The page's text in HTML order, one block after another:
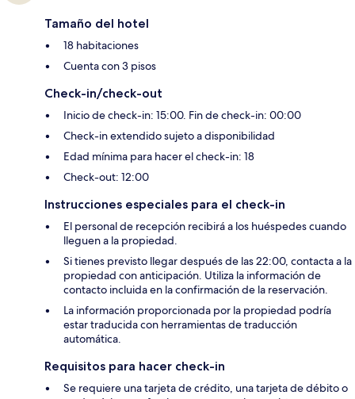
Tamaño del hotel
18 habitaciones
Cuenta con 3 pisos
Check-in/check-out
Inicio de check-in: 15:00. Fin de check-in: 00:00
Check-in extendido sujeto a disponibilidad
Edad mínima para hacer el check-in: 18
Check-out: 12:00
Instrucciones especiales para el check-in
El personal de recepción recibirá a los huéspedes cuando
lleguen a la propiedad.
Si tienes previsto llegar después de las 22:00, contacta a la
propiedad con anticipación. Utiliza la información de
contacto incluida en la confirmación de la reservación.
La información proporcionada por la propiedad podría
estar traducida con herramientas de traducción
automática.
Requisitos para hacer check-in
Se requiere una tarjeta de crédito, una tarjeta de débito o